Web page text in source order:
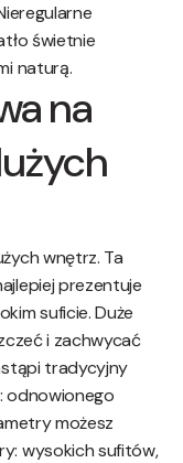
świetnie
naturą.
na
wnętrz. Ta
prezentuje
suficie. Duże
i zachwycać
tradycyjny
odnowionego
możesz
wysokich sufitów,